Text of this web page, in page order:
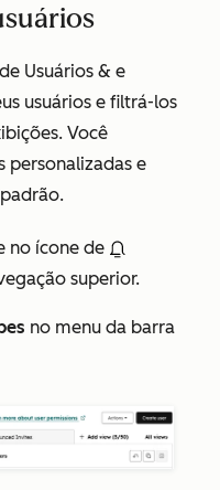
Usuários & e
usuários e filtrá-los
Você
personalizadas e
no ícone de
superior.
no menu da barra